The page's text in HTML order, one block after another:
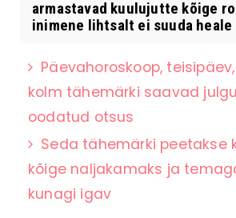
armastavad kuulujutte kõige
inimene lihtsalt ei suuda heale
Päevahoroskoop,
kolm tähemärki saavad
oodatud otsus
Seda tähemärki peetakse
kõige naljakamaks ja
kunagi igav